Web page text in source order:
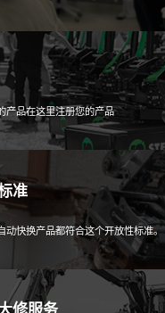
产品在这里注册您的产品
准
动快换产品都符合这个开放性标准。